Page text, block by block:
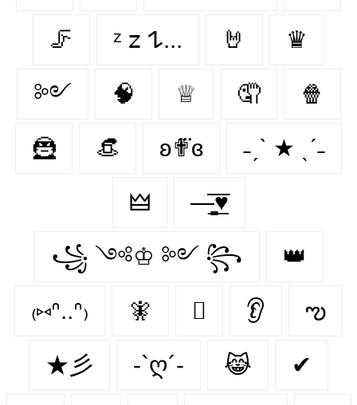
🦵 ᶻ 𝗓 𐰁... 🤘 ♛
༻ 🧠 ♕ 🤦 🍿
🦹 👒 ʚ✟⃛ɞ ˗ˏˋ ★ ˎˊ˗
🜲 —̳͟͞͞♥
꧁ ༺♔ ༻ ꧂ 👑
₍⑅ᐢ..ᐢ₎ 🧚 🫜 👂 ఌ︎
★彡 -`ღ´- 😹 ✔